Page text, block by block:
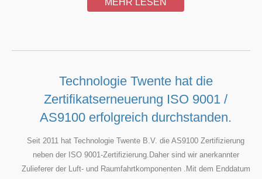
MEHR LESEN
Technologie Twente hat die
Zertifikatserneuerung ISO 9001 /
AS9100 erfolgreich durchstanden.
Seit 2011 hat Technologie Twente B.V. die AS9100 Zertifizierung
neben der ISO 9001-Zertifizierung.Daher sind wir anerkannter
Zulieferer der Luft- und Raumfahrtkomponenten .Mit dem Enddatum